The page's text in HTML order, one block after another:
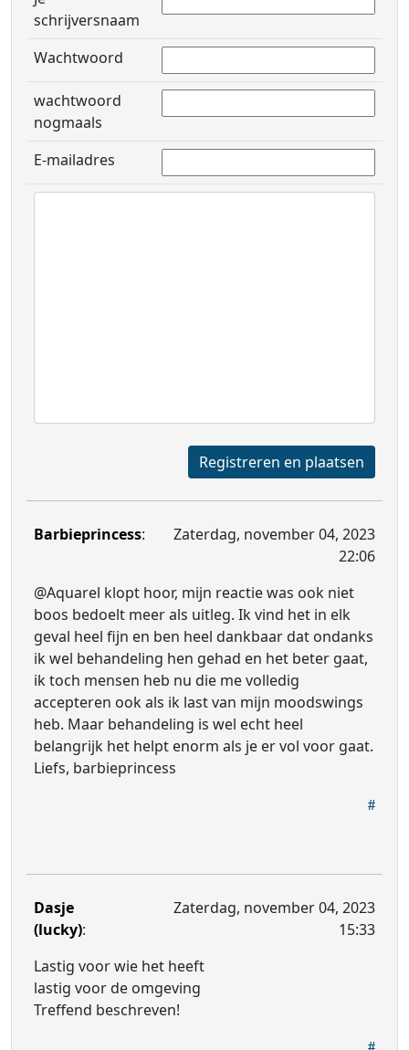
schrijversnaam
Wachtwoord
wachtwoord
nogmaals
E-mailadres
Registreren en plaatsen
Barbieprincess:
Zaterdag, november 04, 2023
22:06
@Aquarel klopt hoor, mijn reactie was ook niet
boos bedoelt meer als uitleg. Ik vind het in elk
geval heel fijn en ben heel dankbaar dat ondanks
ik wel behandeling hen gehad en het beter gaat,
ik toch mensen heb nu die me volledig
accepteren ook als ik last van mijn moodswings
heb. Maar behandeling is wel echt heel
belangrijk het helpt enorm als je er vol voor gaat.
Liefs, barbieprincess
Dasje
(lucky):
Zaterdag, november 04, 2023
15:33
Lastig voor wie het heeft
lastig voor de omgeving
Treffend beschreven!